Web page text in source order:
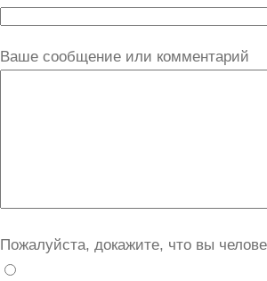
Ваше сообщение или комментарий
Пожалуйста, докажите, что вы